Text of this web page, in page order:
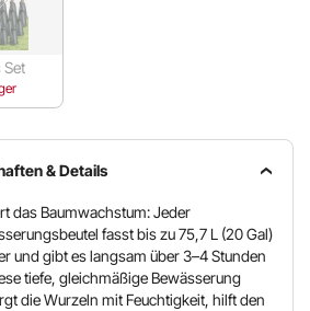
& Details
das Baumwachstum: Jeder
fasst bis zu 75,7 L (20 Gal)
und gibt es langsam über 3–4 Stunden
tiefe, gleichmäßige Bewässerung
die Wurzeln mit Feuchtigkeit, hilft den